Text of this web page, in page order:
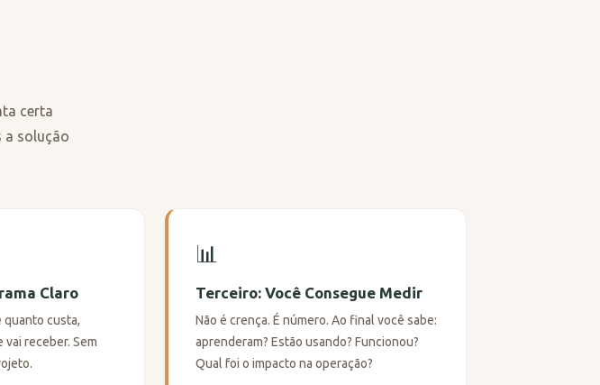
certa
a solução
Claro
quanto custa,
receber. Sem
📊
Terceiro: Você Consegue Medir
Não é crença. É número. Ao final você sabe:
aprenderam? Estão usando? Funcionou?
Qual foi o impacto na operação?